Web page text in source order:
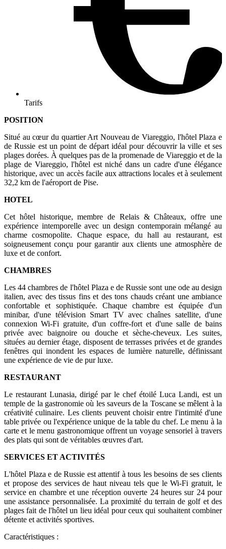
Tarifs
POSITION
Situé au cœur du quartier Art Nouveau de Viareggio, l'hôtel Plaza e
de Russie est un point de départ idéal pour découvrir la ville et ses
plages dorées. À quelques pas de la promenade de Viareggio et de la
plage de Viareggio, l'hôtel est niché dans un cadre d'une élégance
historique, avec un accès facile aux attractions locales et à seulement
32,2 km de l'aéroport de Pise.
HOTEL
Cet hôtel historique, membre de Relais & Châteaux, offre une
expérience intemporelle avec un design contemporain mélangé au
charme cosmopolite. Chaque espace, du hall au restaurant, est
soigneusement conçu pour garantir aux clients une atmosphère de
luxe et de confort.
CHAMBRES
Les 44 chambres de l'hôtel Plaza e de Russie sont une ode au design
italien, avec des tissus fins et des tons chauds créant une ambiance
confortable et sophistiquée. Chaque chambre est équipée d'un
minibar, d'une télévision Smart TV avec chaînes satellite, d'une
connexion Wi-Fi gratuite, d'un coffre-fort et d'une salle de bains
privée avec baignoire ou douche et sèche-cheveux. Les suites,
situées au dernier étage, disposent de terrasses privées et de grandes
fenêtres qui inondent les espaces de lumière naturelle, définissant
une expérience de vie de pur luxe.
RESTAURANT
Le restaurant Lunasia, dirigé par le chef étoilé Luca Landi, est un
temple de la gastronomie où les saveurs de la Toscane se mêlent à la
créativité culinaire. Les clients peuvent choisir entre l'intimité d'une
table privée ou l'expérience unique de la table du chef. Le menu à la
carte et le menu gastronomique offrent un voyage sensoriel à travers
des plats qui sont de véritables œuvres d'art.
SERVICES ET ACTIVITÉS
L'hôtel Plaza e de Russie est attentif à tous les besoins de ses clients
et propose des services de haut niveau tels que le Wi-Fi gratuit, le
service en chambre et une réception ouverte 24 heures sur 24 pour
une assistance personnalisée. La proximité du terrain de golf et des
plages fait de l'hôtel un lieu idéal pour ceux qui souhaitent combiner
détente et activités sportives.
Caractéristiques :